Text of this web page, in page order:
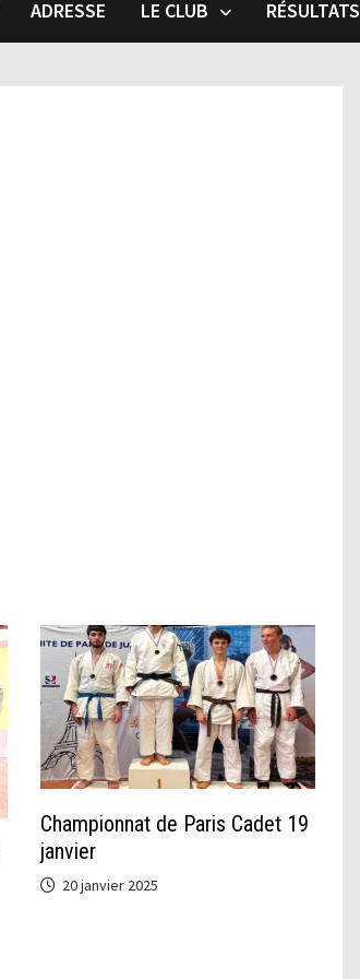
ADRESSE LE CLUB RÉSULTATS
Championnat de Paris Cadet 19
janvier
20 janvier 2025